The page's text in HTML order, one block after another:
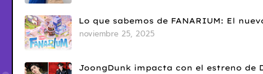
Lo que sabemos de FANARIUM: El
noviembre 25, 2025
JoongDunk impacta con el estreno de